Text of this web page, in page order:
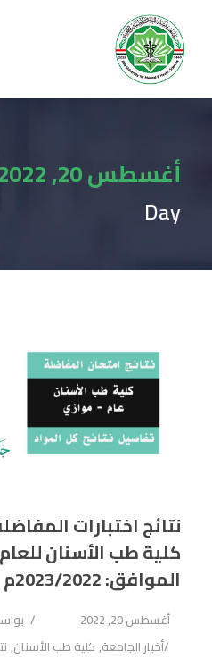
أغسطس 20, 2022
Day
نتائج اختبارات
الموافق: 2023/2022م
أغسطس 20, 2022
أخبار الجامعة, كلية طب الأسنان,